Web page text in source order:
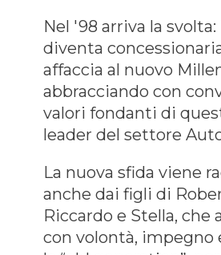
Nel '98 arriva la
diventa
affaccia al nuovo
abbracciando con
valori fondanti di
leader del settore
La nuova sfida viene
anche dai figli di
Riccardo e Stella, che
con volontà, impegno